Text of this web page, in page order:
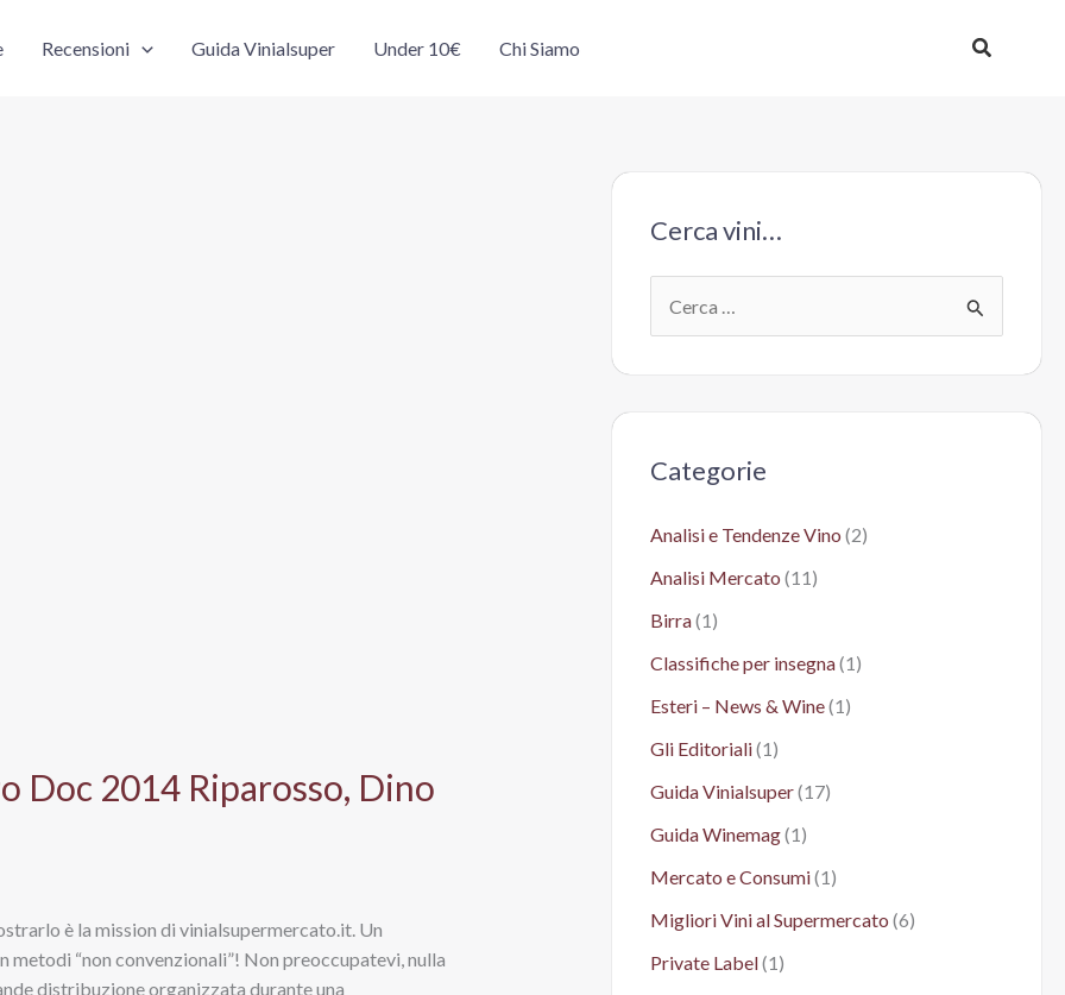
Recensioni Guida Vinialsuper Under 10€ Chi Siamo Cerca
Doc 2014 Riparosso, Dino
è la mission di vinialsupermercato.it. Un
“non convenzionali”! Non preoccupatevi, nulla
distribuzione organizzata durante una
Cerca vini…
e
:Categorie
Analisi e Tendenze Vino (2)
Analisi Mercato (11)
Birra(1)
Classifiche per insegna(1)
Esteri – News & Wine(1)
Gli Editoriali(1)
Guida Vinialsuper(17)
Guida Winemag(1)
Mercato e Consumi(1)
Migliori Vini al Supermercato (6)
Private Label(1)